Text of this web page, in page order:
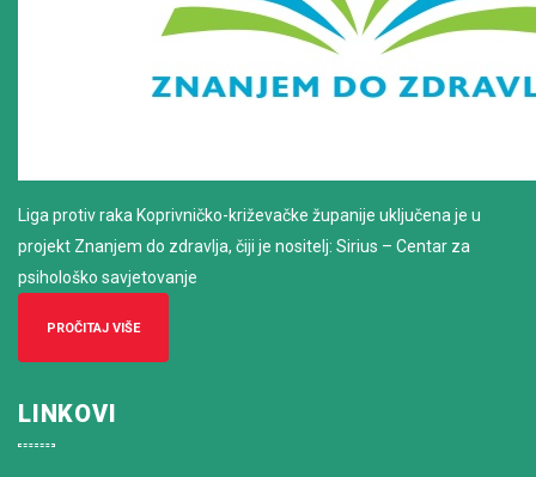
Liga protiv raka Koprivničko-križevačke županije uključena je u
projekt Znanjem do zdravlja, čiji je nositelj: Sirius – Centar za
psihološko savjetovanje
PROČITAJ VIŠE
LINKOVI